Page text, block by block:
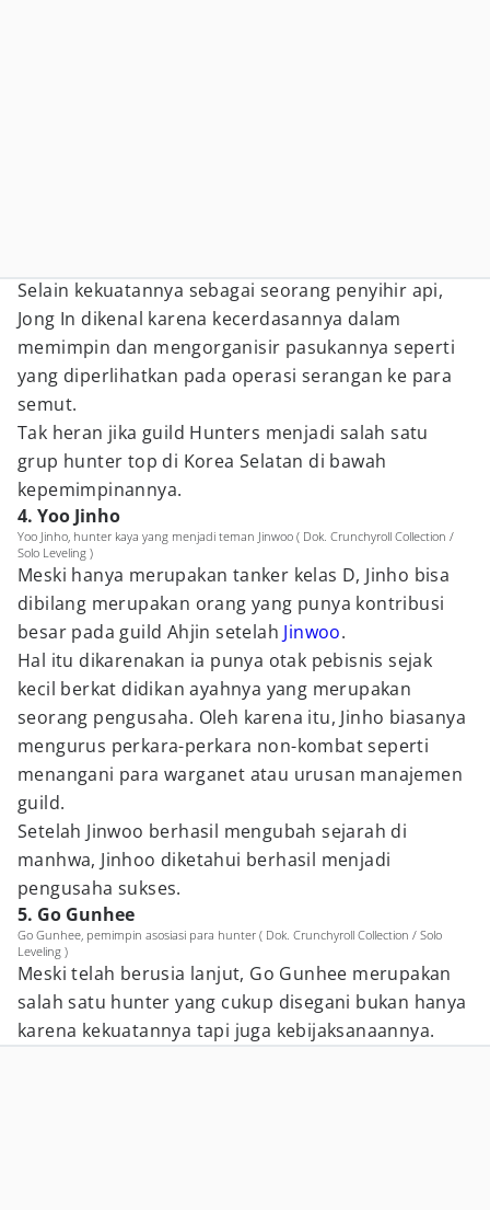
Selain kekuatannya sebagai seorang penyihir api,
Jong In dikenal karena kecerdasannya dalam
memimpin dan mengorganisir pasukannya seperti
yang diperlihatkan pada operasi serangan ke para
semut.
Tak heran jika guild Hunters menjadi salah satu
grup hunter top di Korea Selatan di bawah
kepemimpinannya.
4. Yoo Jinho
Yoo Jinho, hunter kaya yang menjadi teman Jinwoo ( Dok. Crunchyroll Collection /
Solo Leveling )
Meski hanya merupakan tanker kelas D, Jinho bisa
dibilang merupakan orang yang punya kontribusi
besar pada guild Ahjin setelah Jinwoo.
Hal itu dikarenakan ia punya otak pebisnis sejak
kecil berkat didikan ayahnya yang merupakan
seorang pengusaha. Oleh karena itu, Jinho biasanya
mengurus perkara-perkara non-kombat seperti
menangani para warganet atau urusan manajemen
guild.
Setelah Jinwoo berhasil mengubah sejarah di
manhwa, Jinhoo diketahui berhasil menjadi
pengusaha sukses.
5. Go Gunhee
Go Gunhee, pemimpin asosiasi para hunter ( Dok. Crunchyroll Collection / Solo
Leveling )
Meski telah berusia lanjut, Go Gunhee merupakan
salah satu hunter yang cukup disegani bukan hanya
karena kekuatannya tapi juga kebijaksanaannya.